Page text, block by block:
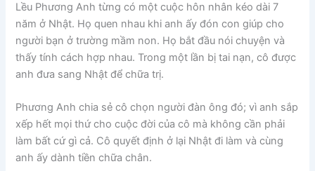
Lều Phương Anh từng có một cuộc hôn nhân kéo dài 7
năm ở Nhật. Họ quen nhau khi anh ấy đón con giúp cho
người bạn ở trường mầm non. Họ bắt đầu nói chuyện và
thấy tính cách hợp nhau. Trong một lần bị tai nạn, cô được
anh đưa sang Nhật để chữa trị.
Phương Anh chia sẻ cô chọn người đàn ông đó; vì anh sắp
xếp hết mọi thứ cho cuộc đời của cô mà không cần phải
làm bất cứ gì cả. Cô quyết định ở lại Nhật đi làm và cùng
anh ấy dành tiền chữa chân.